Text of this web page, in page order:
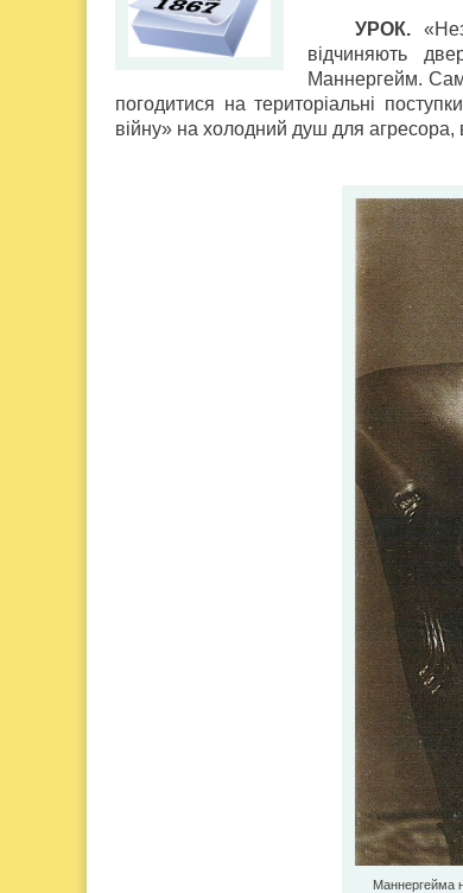
УРОК.
відчиняють
Маннергейм.
погодитися на територіальні
війну» на холодний душ для агресора,
Маннергейма